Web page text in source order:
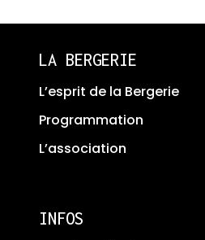
LA BERGERIE
L’esprit de la Bergerie
Programmation
L’association
INFOS